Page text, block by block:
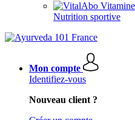
Nutrition sportive
Mon compte
Identifiez-vous
Nouveau client ?